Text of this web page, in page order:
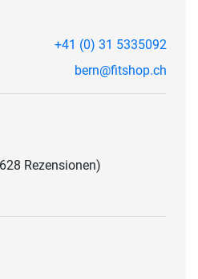
+41 (0) 31 5335092
bern@fitshop.ch
Rezensionen)